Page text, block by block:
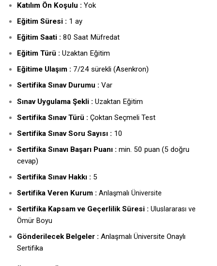
Katılım Ön Koşulu : Yok
Eğitim Süresi : 1 ay
Eğitim Saati : 80 Saat Müfredat
Eğitim Türü : Uzaktan Eğitim
Eğitime Ulaşım : 7/24 sürekli (Asenkron)
Sertifika Sınav Durumu : Var
Sınav Uygulama Şekli : Uzaktan Eğitim
Sertifika Sınav Türü : Çoktan Seçmeli Test
Sertifika Sınav Soru Sayısı : 10
Sertifika Sınavı Başarı Puanı : min. 50 puan (5 doğru
cevap)
Sertifika Sınav Hakkı : 5
Sertifika Veren Kurum : Anlaşmalı Üniversite
Sertifika Kapsam ve Geçerlilik Süresi : Uluslararası ve
Ömür Boyu
Gönderilecek Belgeler : Anlaşmalı Üniversite Onaylı
Sertifika